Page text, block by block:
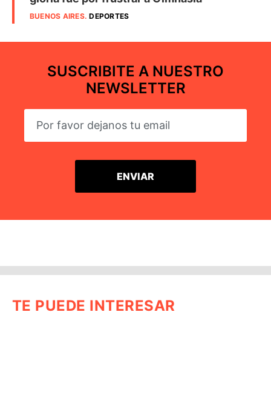
BUENOS AIRES.DEPORTES
SUSCRIBITE A NUESTRO
NEWSLETTER
TE PUEDE INTERESAR